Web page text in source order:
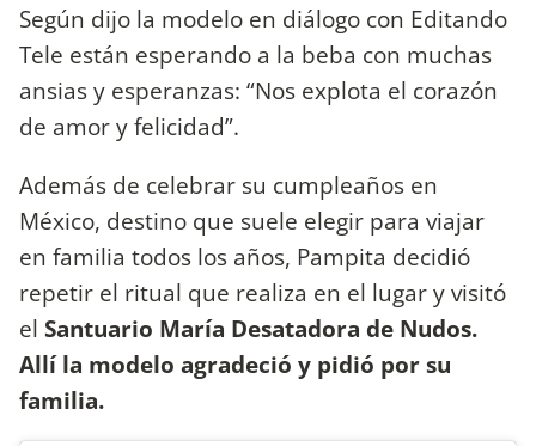
Según dijo la modelo en diálogo con Editando
Tele están esperando a la beba con muchas
ansias y esperanzas: “Nos explota el corazón
de amor y felicidad”.
Además de celebrar su cumpleaños en
México, destino que suele elegir para viajar
en familia todos los años, Pampita decidió
repetir el ritual que realiza en el lugar y visitó
el Santuario María Desatadora de Nudos.
Allí la modelo agradeció y pidió por su
familia.